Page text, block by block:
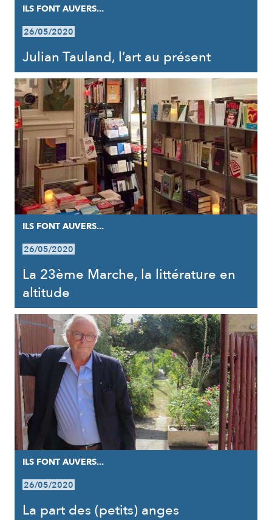
ILS FONT AUVERS...
26/05/2020
Julian Tauland, l’art au présent
ILS FONT AUVERS...
26/05/2020
La 23ème Marche, la littérature en
altitude
ILS FONT AUVERS...
26/05/2020
La part des (petits) anges